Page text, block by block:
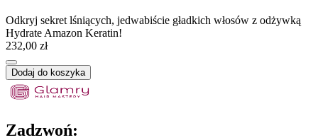
Odkryj sekret lśniących, jedwabiście gładkich włosów z odżywką
Hydrate Amazon Keratin!
232,00 zł
Dodaj do koszyka
Zadzwoń: